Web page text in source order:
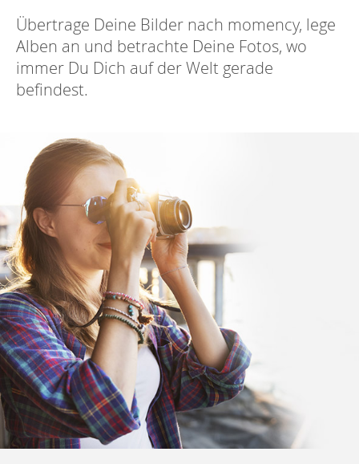
Übertrage Deine Bilder nach momency, lege
Alben an und betrachte Deine Fotos, wo
immer Du Dich auf der Welt gerade
befindest.